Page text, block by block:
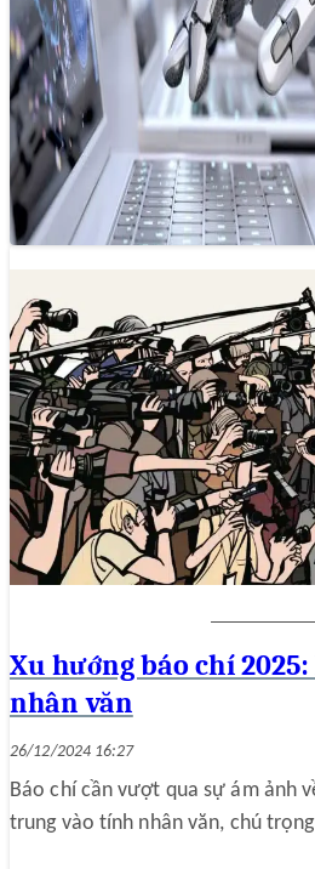
Xu hướng báo chí
cánh tay đắc lực của
31/12/2024 13:06
Năm 2025 có thể là khởi đầu của
AI không chỉ là công cụ hỗ trợ mà
Xu hướng báo chí
nhân văn
26/12/2024 16:27
Báo chí cần vượt qua sự ám ảnh
trung vào tính nhân văn, chú